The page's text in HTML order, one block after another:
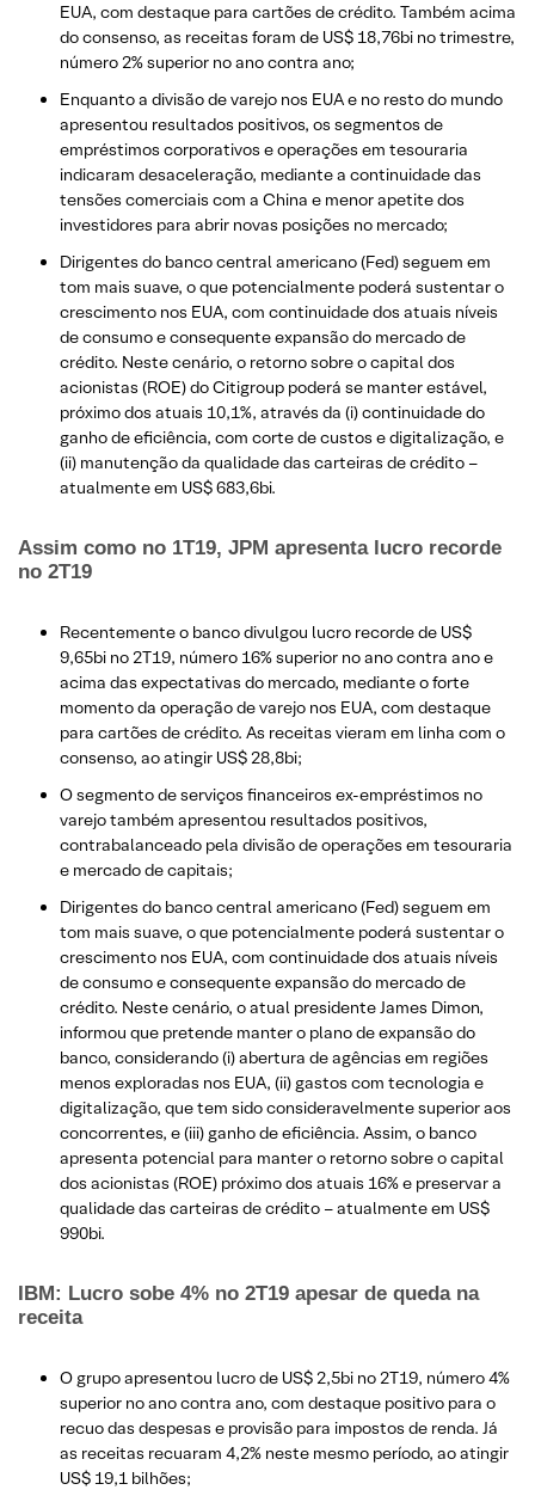
EUA, com destaque para cartões de crédito. Também acima
do consenso, as receitas foram de US$ 18,76bi no trimestre,
número 2% superior no ano contra ano;
Enquanto a divisão de varejo nos EUA e no resto do mundo
apresentou resultados positivos, os segmentos de
empréstimos corporativos e operações em tesouraria
indicaram desaceleração, mediante a continuidade das
tensões comerciais com a China e menor apetite dos
investidores para abrir novas posições no mercado;
Dirigentes do banco central americano (Fed) seguem em
tom mais suave, o que potencialmente poderá sustentar o
crescimento nos EUA, com continuidade dos atuais níveis
de consumo e consequente expansão do mercado de
crédito. Neste cenário, o retorno sobre o capital dos
acionistas (ROE) do Citigroup poderá se manter estável,
próximo dos atuais 10,1%, através da (i) continuidade do
ganho de eficiência, com corte de custos e digitalização, e
(ii) manutenção da qualidade das carteiras de crédito –
atualmente em US$ 683,6bi.
Assim como no 1T19, JPM apresenta lucro recorde
no 2T19
­Recentemente o banco divulgou lucro recorde de US$
9,65bi no 2T19, número 16% superior no ano contra ano e
acima das expectativas do mercado, mediante o forte
momento da operação de varejo nos EUA, com destaque
para cartões de crédito. As receitas vieram em linha com o
consenso, ao atingir US$ 28,8bi;
O segmento de serviços financeiros ex-empréstimos no
varejo também apresentou resultados positivos,
contrabalanceado pela divisão de operações em tesouraria
e mercado de capitais;
Dirigentes do banco central americano (Fed) seguem em
tom mais suave, o que potencialmente poderá sustentar o
crescimento nos EUA, com continuidade dos atuais níveis
de consumo e consequente expansão do mercado de
crédito. Neste cenário, o atual presidente James Dimon,
informou que pretende manter o plano de expansão do
banco, considerando (i) abertura de agências em regiões
menos exploradas nos EUA, (ii) gastos com tecnologia e
digitalização, que tem sido consideravelmente superior aos
concorrentes, e (iii) ganho de eficiência. Assim, o banco
apresenta potencial para manter o retorno sobre o capital
dos acionistas (ROE) próximo dos atuais 16% e preservar a
qualidade das carteiras de crédito – atualmente em US$
990bi.
IBM: Lucro sobe 4% no 2T19 apesar de queda na
receita
O grupo apresentou lucro de US$ 2,5bi no 2T19, número 4%
superior no ano contra ano, com destaque positivo para o
recuo das despesas e provisão para impostos de renda. Já
as receitas recuaram 4,2% neste mesmo período, ao atingir
US$ 19,1 bilhões;